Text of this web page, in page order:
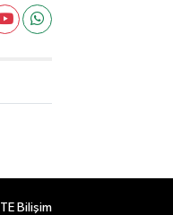
TE Bilişim